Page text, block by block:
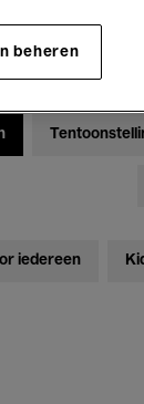
iedereen
beheren